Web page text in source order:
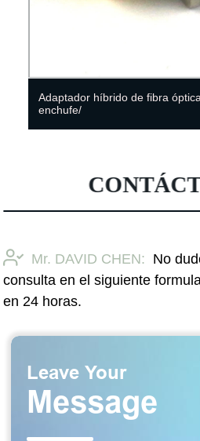
Adaptador híbrido de fibra
enchufe/
Mr. DAVID CHEN: No
consulta en el siguiente
en 24 horas.